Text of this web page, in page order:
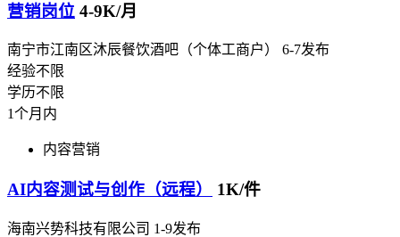
营销岗位 4-9K/月
南宁市江南区沐辰餐饮酒吧（个体工商户）
6-7发布
经验不限
学历不限
1个月内
内容营销
AI内容测试与创作（远程） 1K/件
海南兴势科技有限公司 1-9发布